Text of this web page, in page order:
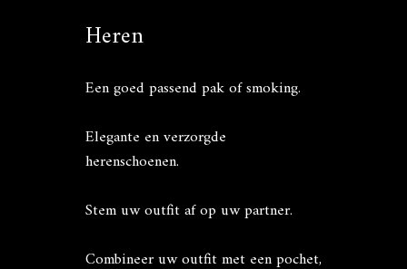
Heren
Een goed passend pak of smoking.
Elegante en verzorgde
herenschoenen.
Stem uw outfit af op uw partner.
Combineer uw outfit met een pochet,